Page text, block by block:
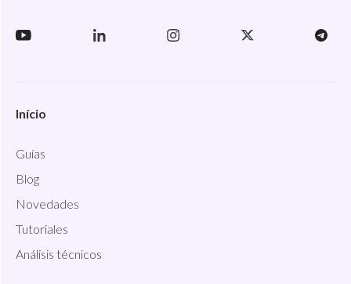
Início
Guías
Blog
Novedades
Tutoriales
Análisis técnicos